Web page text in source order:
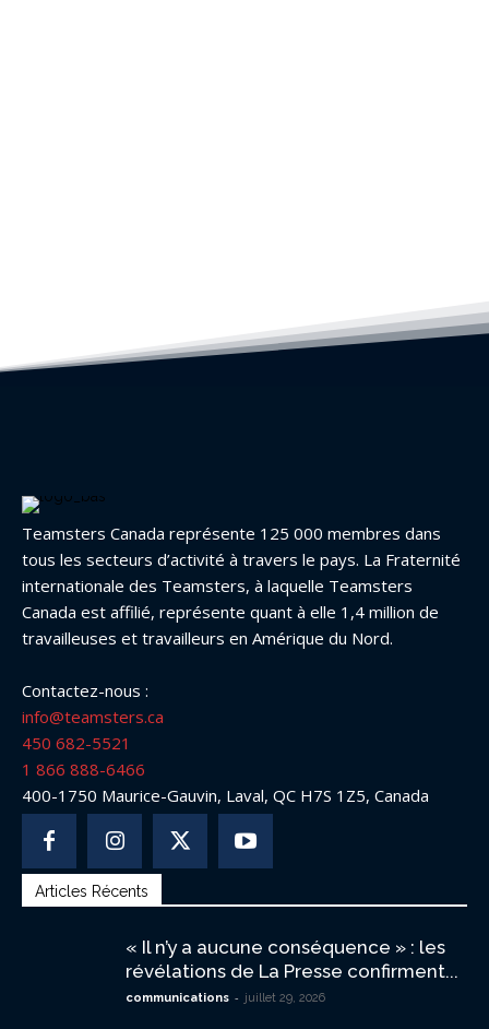
Teamsters Canada représente 125 000 membres dans
tous les secteurs d’activité à travers le pays. La Fraternité
internationale des Teamsters, à laquelle Teamsters
Canada est affilié, représente quant à elle 1,4 million de
travailleuses et travailleurs en Amérique du Nord.
Contactez-nous :
info@teamsters.ca
450 682-5521
1 866 888-6466
400-1750 Maurice-Gauvin, Laval, QC H7S 1Z5, Canada
Articles Récents
« Il n’y a aucune conséquence » : les
révélations de La Presse confirment...
communications - juillet 29, 2026